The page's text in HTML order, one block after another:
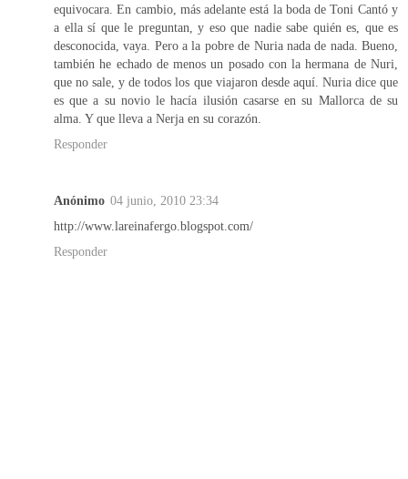
equivocara. En cambio, más adelante está la boda de Toni Cantó y
a ella sí que le preguntan, y eso que nadie sabe quién es, que es
desconocida, vaya. Pero a la pobre de Nuria nada de nada. Bueno,
también he echado de menos un posado con la hermana de Nuri,
que no sale, y de todos los que viajaron desde aquí. Nuria dice que
es que a su novio le hacía ilusión casarse en su Mallorca de su
alma. Y que lleva a Nerja en su corazón.
Responder
Anónimo 04 junio, 2010 23:34
http://www.lareinafergo.blogspot.com/
Responder